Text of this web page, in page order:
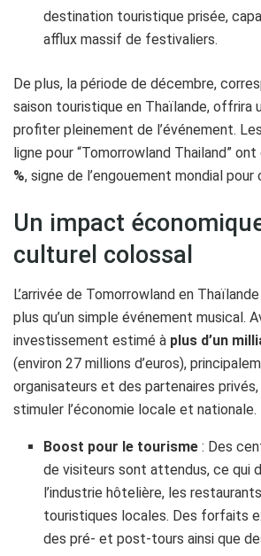
destination touristique prisée,
afflux massif de festivaliers.
De plus, la période de décembre,
saison touristique en Thaïlande, offrira
profiter pleinement de l’événement.
ligne pour “Tomorrowland Thailand”
%, signe de l’engouement mondial
Un impact
culturel colossal
L’arrivée de Tomorrowland en
plus qu’un simple événement musical.
investissement estimé à plus d’un
(environ 27 millions d’euros),
organisateurs et des partenaires
stimuler l’économie locale et nationale.
Boost pour le tourisme : Des
de visiteurs sont attendus, ce qui
l’industrie hôtelière, les
touristiques locales. Des forfaits
des pré- et post-tours ainsi que